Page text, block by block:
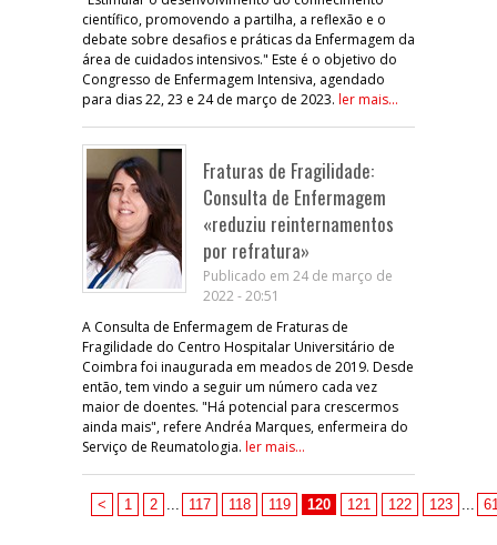
científico, promovendo a partilha, a reflexão e o
debate sobre desafios e práticas da Enfermagem da
área de cuidados intensivos." Este é o objetivo do
Congresso de Enfermagem Intensiva, agendado
para dias 22, 23 e 24 de março de 2023. ler mais...
Fraturas de Fragilidade:
Consulta de Enfermagem
«reduziu reinternamentos
por refratura»
Publicado em 24 de março de
2022 - 20:51
A Consulta de Enfermagem de Fraturas de
Fragilidade do Centro Hospitalar Universitário de
Coimbra foi inaugurada em meados de 2019. Desde
então, tem vindo a seguir um número cada vez
maior de doentes. "Há potencial para crescermos
ainda mais", refere Andréa Marques, enfermeira do
Serviço de Reumatologia. ler mais...
< 1 2 117 118 119 120 121 122 123